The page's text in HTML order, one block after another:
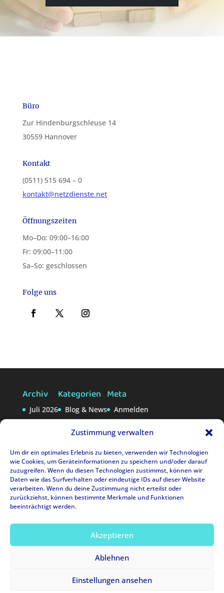
Zustimmung verwalten
Um dir ein optimales Erlebnis zu bieten, verwenden wir Technologien
wie Cookies, um Geräteinformationen zu speichern und/oder darauf
zuzugreifen. Wenn du diesen Technologien zustimmst, können wir
Daten wie das Surfverhalten oder eindeutige IDs auf dieser Website
verarbeiten. Wenn du deine Zustimmung nicht erteilst oder
zurückziehst, können bestimmte Merkmale und Funktionen
beeinträchtigt werden.
Akzeptieren
Ablehnen
Einstellungen ansehen
Büro
Zur Hindenburgschleuse 14
30559 Hannover
Kontakt
(0511) 515 694 – 0
kontakt@netzdienste.net
Öffnungszeiten
Mo–Do: 09:00–16:00
Fr: 09:00–11:00
Sa–So: geschlossen
Folge uns
Archiv
Juli 2026
Kategorien
Blog & News
Meta
Anmelden
Kommentar-Feed
WordPress.org
Datenschutzerklärung
Impressum